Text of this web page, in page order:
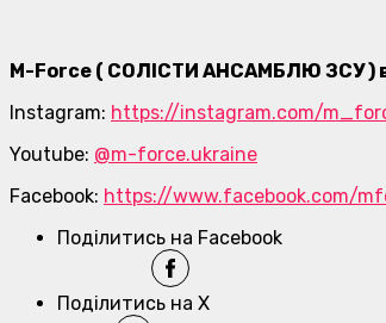
M-Force ( СОЛІСТИ АНСАМБЛЮ ЗСУ )
Instagram: https://instagram.com/
Youtube: @m-force.ukraine
Facebook: https://www.facebook.com/
Поділитись на Facebook
Поділитись на X